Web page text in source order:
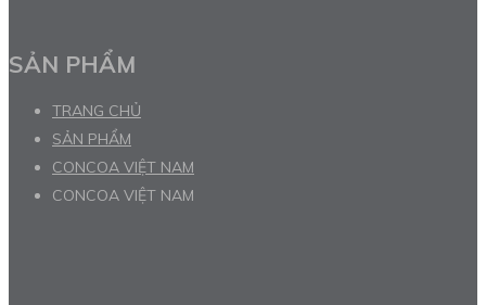
SẢN PHẨM
TRANG CHỦ
SẢN PHẨM
CONCOA VIỆT NAM
CONCOA VIỆT NAM